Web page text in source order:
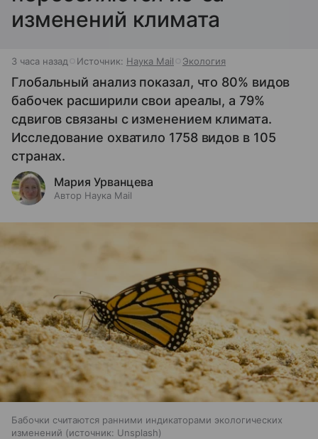
изменений климата
3 часа назад Источник: Наука Mail Экология
Глобальный анализ показал, что 80% видов
бабочек расширили свои ареалы, а 79%
сдвигов связаны с изменением климата.
Исследование охватило 1758 видов в 105
странах.
Мария Урванцева
Автор Наука Mail
Бабочки считаются ранними индикаторами экологических
изменений
источник: Unsplash